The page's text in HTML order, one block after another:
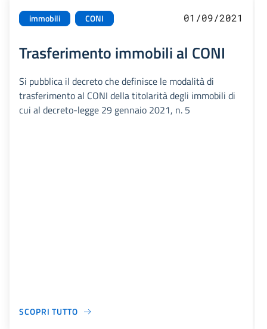
immobili CONI 01/09/2021
Trasferimento immobili al CONI
Si pubblica il decreto che definisce le modalità di
trasferimento al CONI della titolarità degli immobili di
cui al decreto-legge 29 gennaio 2021, n. 5
SCOPRI TUTTO